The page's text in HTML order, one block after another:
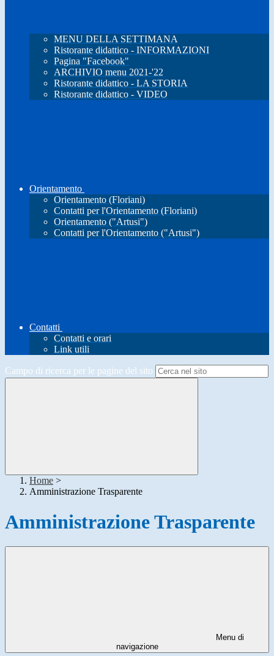
MENU DELLA SETTIMANA
Ristorante didattico - INFORMAZIONI
Pagina "Facebook"
ARCHIVIO menu 2021-'22
Ristorante didattico - LA STORIA
Ristorante didattico - VIDEO
Orientamento
Orientamento (Floriani)
Contatti per l'Orientamento (Floriani)
Orientamento ("Artusi")
Contatti per l'Orientamento ("Artusi")
Contatti
Contatti e orari
Link utili
Campo di ricerca per le pagine del sito
Home >
Amministrazione Trasparente
Amministrazione Trasparente
Menu di
navigazione